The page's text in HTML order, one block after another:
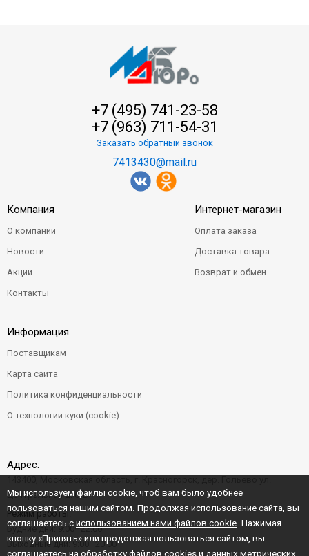
+7 (495) 741-23-58
+7 (963) 711-54-31
Заказать обратный звонок
7413430@mail.ru
Компания
О компании
Новости
Акции
Контакты
Интернет-магазин
Оплата заказа
Доставка товара
Возврат и обмен
Информация
Поставщикам
Карта сайта
Политика конфиденциальности
О технологии куки (cookie)
Адрес:
Центральная д. 6"Б"
Режим работы:
Будние дни: 9:00–22:00
Выходные дни: 9:00–20:00
Мы используем файлы cookie, чтоб вам было удобнее
пользоваться нашим сайтом. Продолжая использование сайта, вы
соглашаетесь с использованием нами файлов cookie . Нажимая
кнопку «Принять» или продолжая пользоваться сайтом, вы
соглашаетесь на обработку файлов cookies и данных метрических